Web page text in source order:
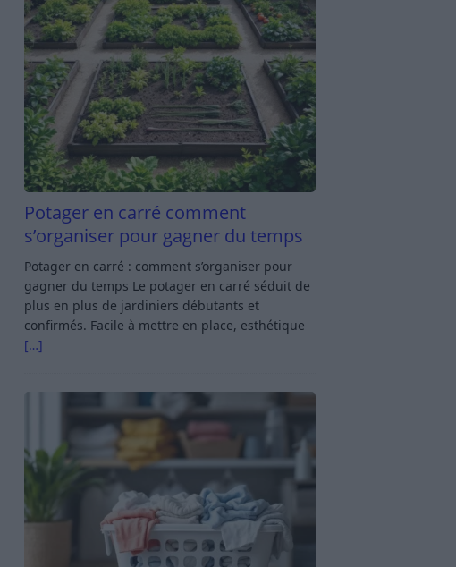
Potager en carré comment
s’organiser pour gagner du temps
Potager en carré : comment s’organiser pour
gagner du temps Le potager en carré séduit de
plus en plus de jardiniers débutants et
confirmés. Facile à mettre en place, esthétique
[…]